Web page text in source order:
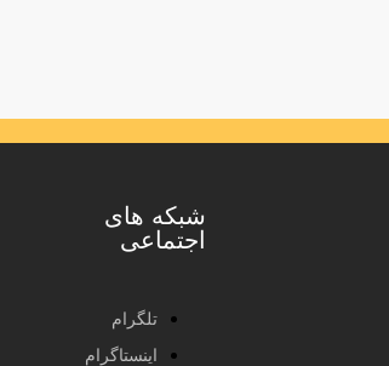
شبکه های
اجتماعی
تلگرام
اینستاگرام